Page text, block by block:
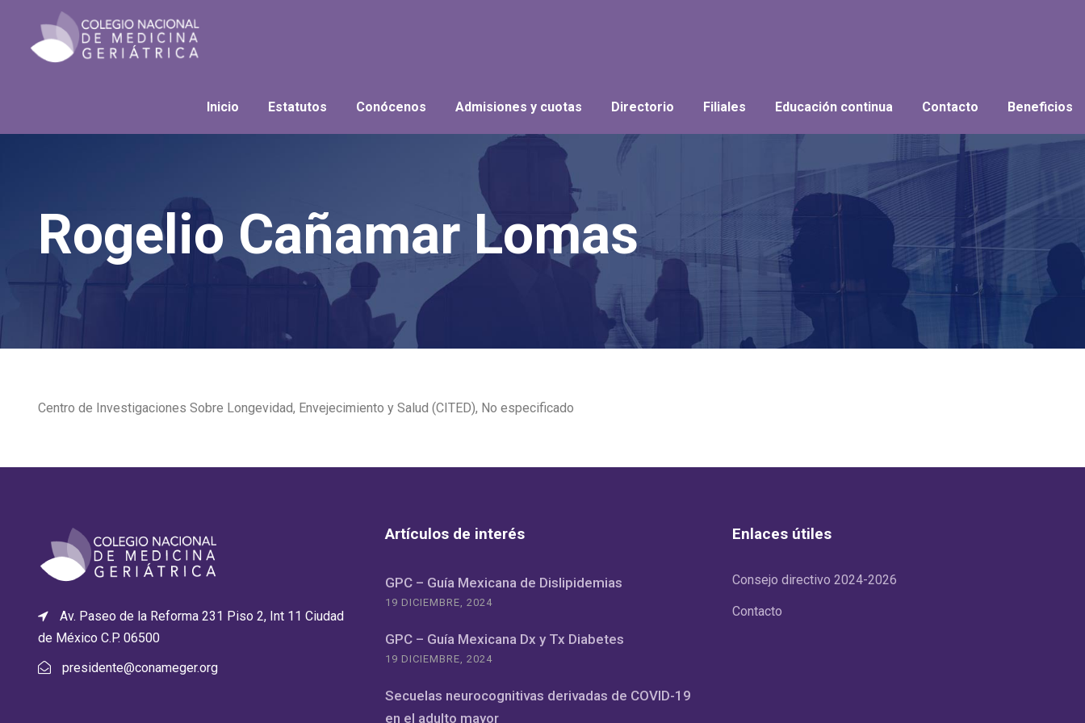
Inicio Estatutos Conócenos Admisiones y cuotas Directorio Filiales Educación continua Contacto Beneficios
Rogelio Cañamar Lomas
Centro de Investigaciones Sobre Longevidad, Envejecimiento y Salud (CITED), No especificado
Av. Paseo de la Reforma 231 Piso 2, Int 11 Ciudad
de México C.P. 06500
presidente@conameger.org
Artículos de interés
GPC – Guía Mexicana de Dislipidemias
19 DICIEMBRE, 2024
GPC – Guía Mexicana Dx y Tx Diabetes
19 DICIEMBRE, 2024
Secuelas neurocognitivas derivadas de COVID-19
en el adulto mayor
Enlaces útiles
Consejo directivo 2024-2026
Contacto